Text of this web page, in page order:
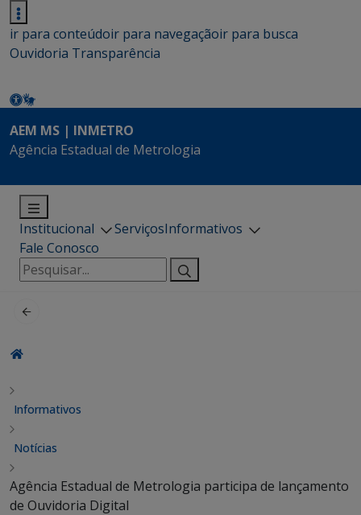
ir para conteúdoir para navegaçãoir para busca
Ouvidoria Transparência
AEM MS | INMETRO
Agência Estadual de Metrologia
Institucional ServiçosInformativos
Fale Conosco
Pesquisar
por:
Informativos
Notícias
Agência Estadual de Metrologia participa de lançamento
de Ouvidoria Digital